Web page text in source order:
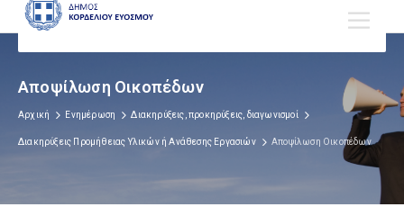
Αποψίλωση Οικοπέδων
Αρχική Ενημέρωση Διακηρύξεις, προκηρύξεις, διαγωνισμοί
Διακηρύξεις Προμήθειας Υλικών ή Ανάθεσης Εργασιών Αποψίλωση Οικοπέδων